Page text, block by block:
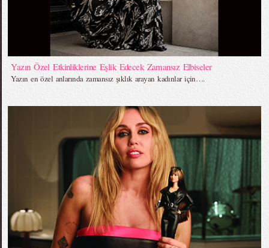
Yazın Özel Etkinliklerine Eşlik Edecek Zamansız Elbiseler
Yazın en özel anlarında zamansız şıklık arayan kadınlar için….